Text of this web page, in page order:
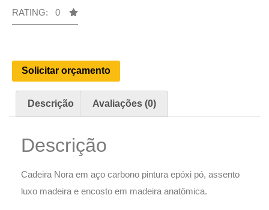
RATING: 0
Solicitar orçamento
Descrição Avaliações (0)
Descrição
Cadeira Nora em aço carbono pintura epóxi pó, assento
luxo madeira e encosto em madeira anatômica.